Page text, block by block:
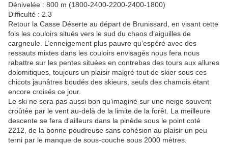
Dénivelée : 800 m (1800-2400-2200-2400-1800)
Difficulté : 2.3
Retour la Casse Déserte au départ de Brunissard, en visant cette
fois les couloirs situés vers le sud du chaos d’aiguilles de
cargneule. L’enneigement plus pauvre qu’espéré avec des
ressauts mixtes dans les couloirs envisagés nous fera nous
rabattre sur les pentes situées en contrebas des tours aux allures
dolomitiques, toujours un plaisir malgré tout de skier sous ces
chicots jaunâtres boudés des skieurs, seuls des chamois étant
encore croisés ce jour.
Le ski ne sera pas aussi bon qu’imaginé sur une neige souvent
croûtée par le vent au-delà de la limite de la forêt. La meilleure
descente se fera d’ailleurs dans la pinède sous le point coté
2212, de la bonne poudreuse sans cohésion au plaisir un peu
terni par le manque de sous-couche sous 2000 mètres.